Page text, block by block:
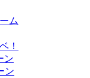
ム
！
ン
ン